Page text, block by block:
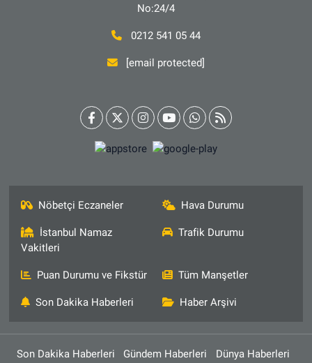
No:24/4
0212 541 05 44
[email protected]
Nöbetçi Eczaneler Hava Durumu
İstanbul Namaz
Vakitleri
Trafik Durumu
Puan Durumu ve Fikstür Tüm Manşetler
Son Dakika Haberleri Haber Arşivi
Son Dakika Haberleri Gündem Haberleri Dünya Haberleri